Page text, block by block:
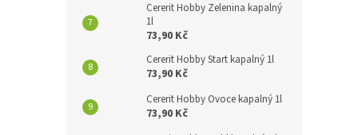
Cererit Hobby Zelenina kapalný
1l
73,90 Kč
Cererit Hobby Start kapalný 1l
73,90 Kč
Cererit Hobby Ovoce kapalný 1l
73,90 Kč